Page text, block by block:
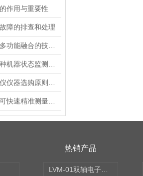
作用与重要性
障的排查和处理
热销产品